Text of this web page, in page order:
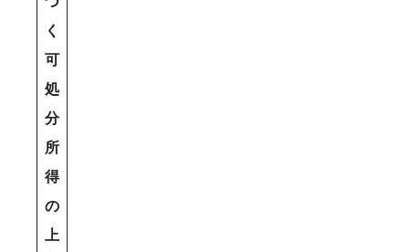
く
可
処
分
所
得
の
上